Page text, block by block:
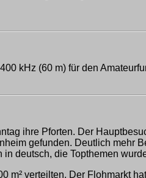
kHz (60 m) für den
ihre Pforten. Der
gefunden. Deutlich mehr
deutsch, die Topthemen
verteilten. Der Flohmarkt